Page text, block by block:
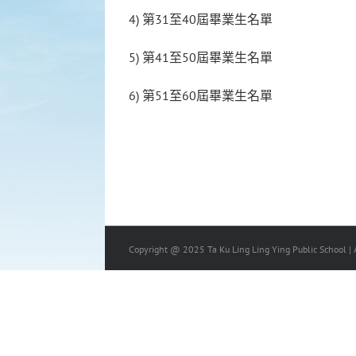
4) 第31至40屆畢業生名單
5) 第41至50屆畢業生名單
6) 第51至60屆畢業生名單
Copyright @ 2025 Ta Ku Ling Ling Ying Public School |